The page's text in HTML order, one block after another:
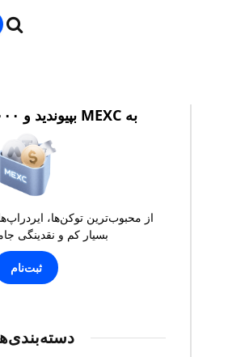
به MEXC بپیوندید و ۱۰,۰۰۰ تتر بگیرید
از محبوب‌ترین توکن‌ها،
بسیار کم و نقدینگی
ثبت‌نام